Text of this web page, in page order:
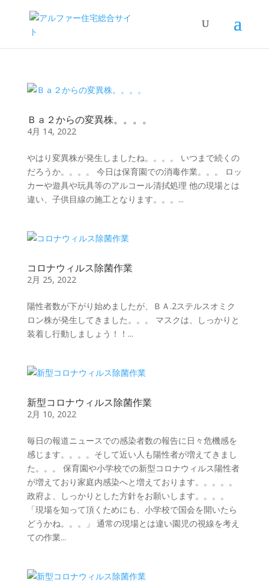
Ｂａ２からの変異株。。。。
4月 14, 2022
やはり変異株が発生しましたね。。。。 いつまで続くの
だろうか。。。。 今日は保育園での消毒作業。。。 ロッ
カーや遊具や玩具等のアルコール清拭処理 他の現場とは
違い、子供目線の施工となります。。。...
コロナウィルス除菌作業
2月 25, 2022
陽性者数が下がり始めましたが、ＢＡ.2ステルスオミク
ロン株が発生してきました。。。 マスクは、しっかりと
装着し行動しましょう！！...
新型コロナウィルス除菌作業
2月 10, 2022
毎日の報道ニュースでの感染者数の報告に日々危機感を
感じます。。。。そして近い人も陽性者が増えてきまし
た。。。 保育園や小学校での新型コロナウィルス陽性者
が増えており家庭内感染へと増えております。。。。。
政府よ、しっかりとした方針をお願いします。。。。
「現場を知って頂くためにも、小学校で国会を開いたら
どうかね。。。」 通常の現場とは違い園児の視線を考え
ての作業...